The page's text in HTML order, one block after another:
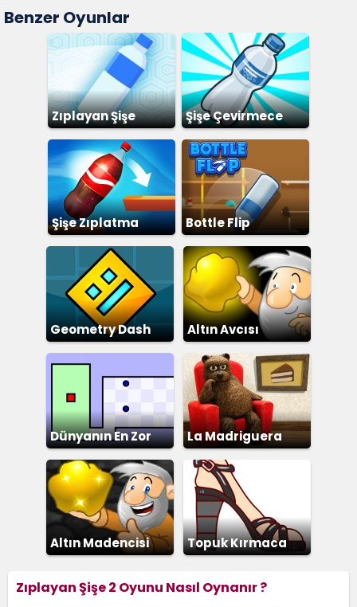
Benzer Oyunlar
Zıplayan Şişe Şişe Çevirmece
Şişe Zıplatma Bottle Flip
Geometry Dash Altın Avcısı
Dünyanın En Zor La Madriguera
Altın Madencisi Topuk Kırmaca
Zıplayan Şişe 2 Oyunu Nasıl Oynanır ?